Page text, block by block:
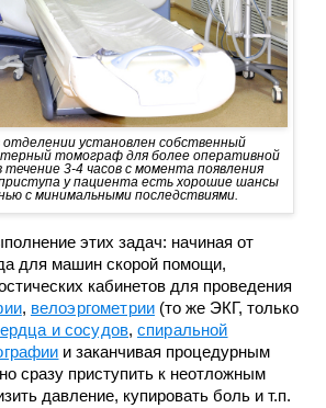
установлен собственный
томограф для более оперативной
течение 3-4 часов с момента появления
у пациента есть хорошие шансы
с минимальными последствиями.
этих задач: начиная от
для машин скорой помощи,
кабинетов для проведения
, велоэргометрии(то же ЭКГ, только
и сосудов, спиральной
и заканчивая процедурным
сразу приступить к неотложным
давление, купировать боль и т.п.